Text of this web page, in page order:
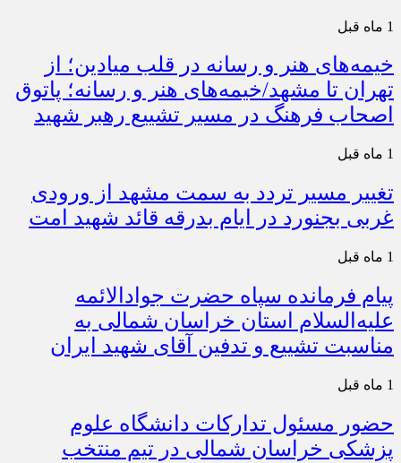
1 ماه قبل
خیمه‌های هنر و رسانه در قلب میادین؛ از
تهران تا مشهد/خیمه‌های هنر و رسانه؛ پاتوق
اصحاب فرهنگ در مسیر تشییع رهبر شهید
1 ماه قبل
تغییر مسیر تردد به سمت مشهد از ورودی
غربی بجنورد در ایام بدرقه قائد شهید امت
1 ماه قبل
پیام فرمانده سپاه حضرت جوادالائمه
علیه‌السلام استان خراسان شمالی به
مناسبت تشییع و تدفین آقای شهید ایران
1 ماه قبل
حضور مسئول تدارکات دانشگاه علوم
پزشکی خراسان شمالی در تیم منتخب